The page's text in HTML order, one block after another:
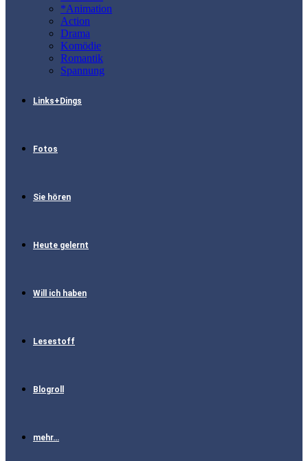
*Animation
Action
Drama
Komödie
Romantik
Spannung
Links+Dings
Fotos
Sie hören
Heute gelernt
Will ich haben
Lesestoff
Blogroll
mehr…